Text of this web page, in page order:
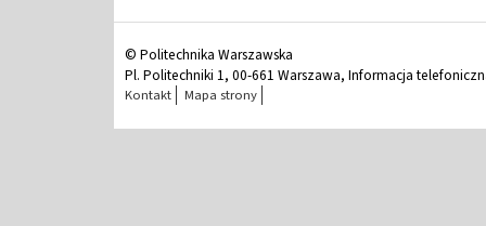
© Politechnika Warszawska
Pl. Politechniki 1, 00-661 Warszawa, Informacja
Kontakt Mapa strony